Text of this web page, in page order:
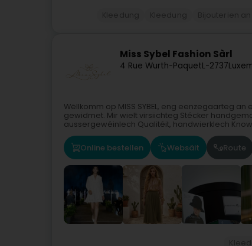
Miss Sybel Fashion Sàrl
4 Rue Wurth-PaquetL-2737
Wëllkomm op MISS SYBEL, eng eenzegaarteg
gewidmet. Mir wielt virsiichteg Stécker
aussergewéinlech Qualitéit, handwierklech
Online bestellen Websäit Route